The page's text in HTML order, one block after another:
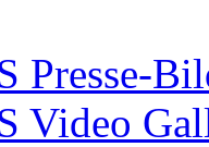
Presse-
Video